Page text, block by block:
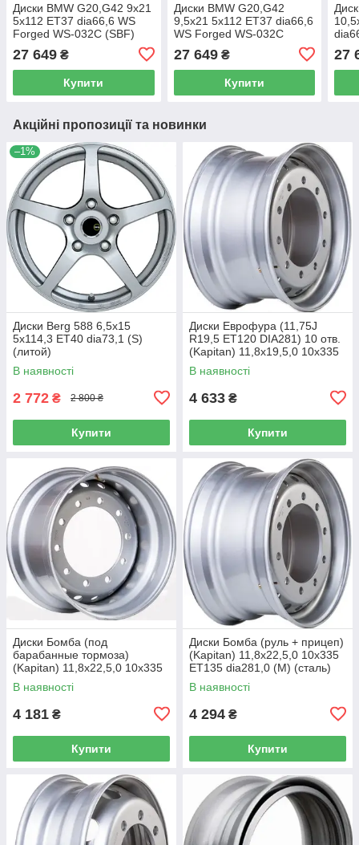
Диски BMW G20,G42 9x21
5x112 ET37 dia66,6 WS
Forged WS-032C (SBF)
27 649 ₴
Купити
Диски BMW G20,G42
9,5x21 5x112 ET37 dia66,6
WS Forged WS-032C
27 649₴
Купити
27
Акційні пропозиції та новинки
–1%
Диски Berg 588 6,5x15
5x114,3 ET40 dia73,1 (S)
(литой)
В наявності
2 772 ₴ 2 800 ₴
Купити
Диски Еврофура (11,75J
R19,5 ET120 DIA281) 10 отв.
(Kapitan) 11,8x19,5,0 10x335
ET120 dia281,0 (M) (сталь)
(кт)
В наявності
4 633 ₴
Купити
Диски Бомба (под
барабанные тормоза)
(Kapitan) 11,8x22,5,0 10x335
ET0 dia281,0 (M) (сталь) (кт)
В наявності
4 181 ₴
Купити
Диски Бомба (руль + прицеп)
(Kapitan) 11,8x22,5,0 10x335
ET135 dia281,0 (M) (сталь)
(кт)
В наявності
4 294 ₴
Купити